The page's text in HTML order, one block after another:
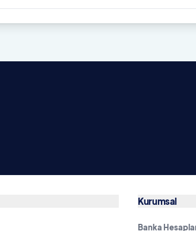
Kurumsal
Banka